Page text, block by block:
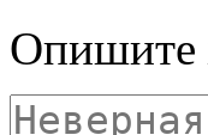
Опишите